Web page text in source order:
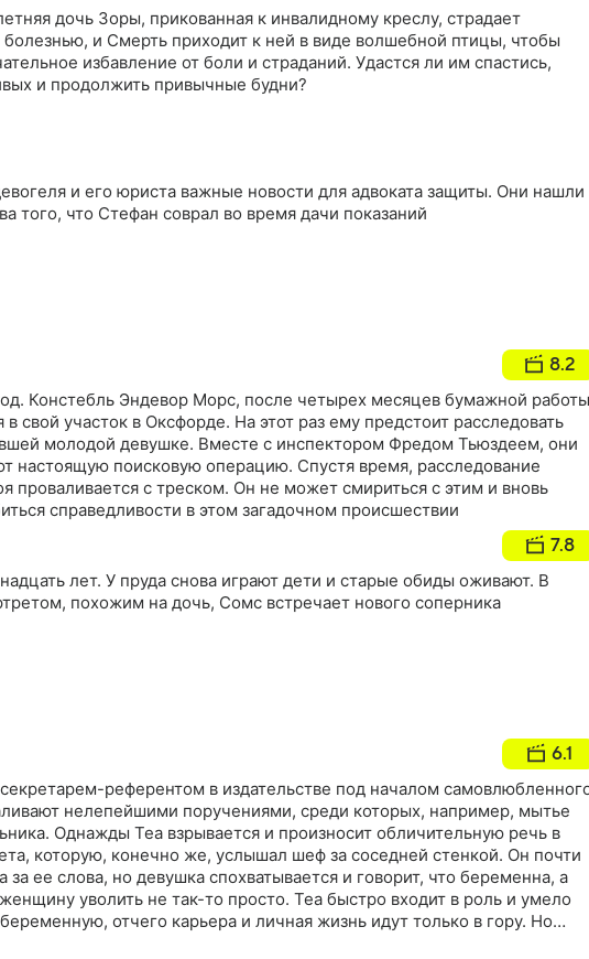
дочь Зоры, прикованная к инвалидному креслу, страдает
и Смерть приходит к ней в виде волшебной птицы, чтобы
избавление от боли и страданий. Удастся ли им спастись,
и продолжить привычные будни?
и его юриста важные новости для адвоката защиты. Они нашли
того, что Стефан соврал во время дачи показаний
8.2
Констебль Эндевор Морс, после четырех месяцев бумажной
в свой участок в Оксфорде. На этот раз ему предстоит расследовать
молодой девушке. Вместе с инспектором Фредом Тьюздеем, они
настоящую поисковую операцию. Спустя время, расследование
проваливается с треском. Он не может смириться с этим и вновь
справедливости в этом загадочном происшествии
7.8
лет. У пруда снова играют дети и старые обиды оживают. В
похожим на дочь, Сомс встречает нового соперника
6.1
секретарем-референтом в издательстве под началом
нелепейшими поручениями, среди которых, например, мытье
Однажды Теа взрывается и произносит обличительную речь в
которую, конечно же, услышал шеф за соседней стенкой. Он почти
за ее слова, но девушка спохватывается и говорит, что беременна, а
уволить не так-то просто. Теа быстро входит в роль и умело
отчего карьера и личная жизнь идут только в гору. Но
она готова зайти? Как соединить жизнь и легенду, когда 9 месяцев